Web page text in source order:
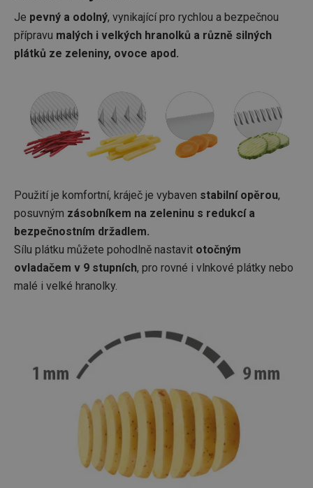
Je pevný a odolný, vynikající pro rychlou a bezpečnou
přípravu malých i velkých hranolků a různě silných
plátků ze zeleniny, ovoce apod.
Použití je komfortní, kráječ je vybaven stabilní opěrou,
posuvným zásobníkem na zeleninu s redukcí a
bezpečnostním držadlem.
Sílu plátku můžete pohodlně nastavit otočným
ovladačem v 9 stupních, pro rovné i vlnkové plátky nebo
malé i velké hranolky.